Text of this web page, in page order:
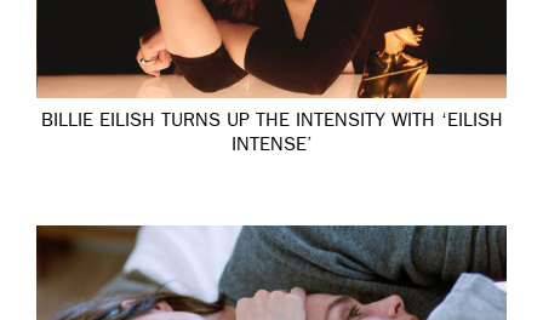
BILLIE EILISH TURNS UP THE INTENSITY WITH ‘EILISH
INTENSE’